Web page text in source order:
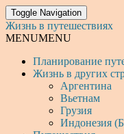
Toggle Navigation
Жизнь в путешествиях
MENUMENU
Планирование
Жизнь в других
Аргентина
Вьетнам
Грузия
Индонезия